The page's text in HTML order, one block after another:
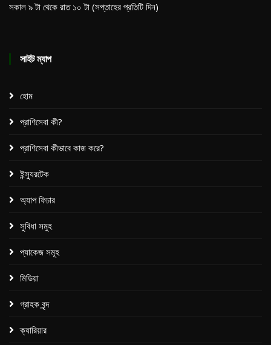
সকাল ৯ টা থেকে রাত ১০ টা (সপ্তাহের প্রতিটি দিন)
সাইট ম্যাপ
হোম
প্রাণিসেবা কী?
প্রাণিসেবা কীভাবে কাজ করে?
ইন্স্যুরটেক
অ্যাপ ফিচার
সুবিধা সমুহ
প্যাকেজ সমূহ​
মিডিয়া
গ্রাহক বৃন্দ
ক্যারিয়ার